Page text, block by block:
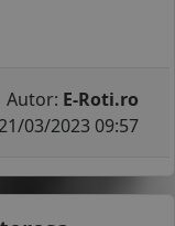
Autor: E-Roti.ro
03/2023 09:57